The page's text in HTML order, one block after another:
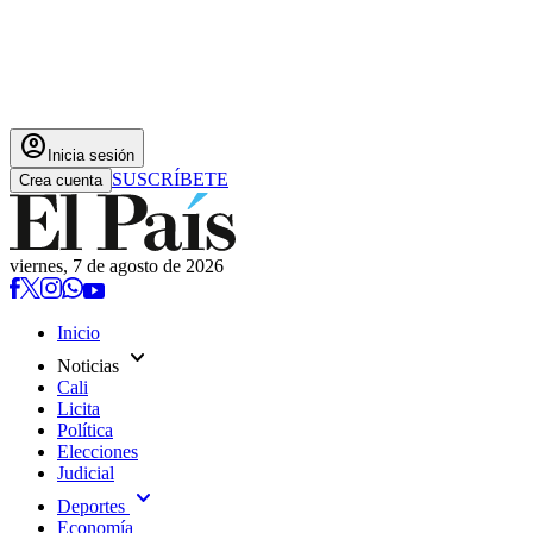
account_circle Inicia sesión
Crea cuenta SUSCRÍBETE
viernes, 7 de agosto de 2026
Inicio
Noticias expand_more
Cali
Licita
Política
Elecciones
Judicial
Deportes expand_more
Economía